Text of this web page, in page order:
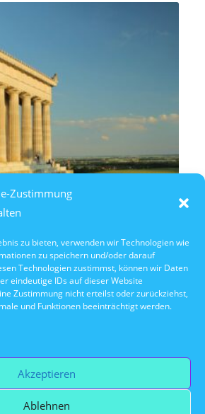
Zustimmung
zu bieten, verwenden wir Technologien wie
zu speichern und/oder darauf
Technologien zustimmst, können wir Daten
eindeutige IDs auf dieser Website
Zustimmung nicht erteilst oder zurückziehst,
und Funktionen beeinträchtigt werden.
Akzeptieren
Ablehnen
2026
Schifffahrt
Veranstaltung
Veranstaltung